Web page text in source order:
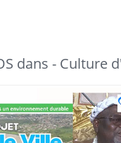
dans - Culture